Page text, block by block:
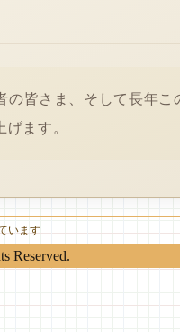
皆さま、そして長年こ
ます。
います
Reserved.